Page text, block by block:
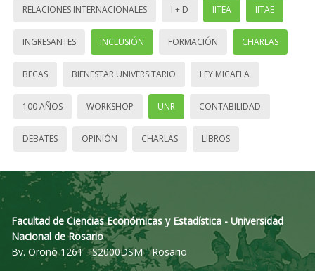
RELACIONES INTERNACIONALES I + D IITEA IITAE
INGRESANTES INCLUSIÓN FORMACIÓN CHARLAS
BECAS BIENESTAR UNIVERSITARIO LEY MICAELA
100 AÑOS WORKSHOP UNR CONTABILIDAD
DEBATES OPINIÓN CHARLAS LIBROS
Facultad de Ciencias Económicas y Estadística - Universidad
Nacional de Rosario
Bv. Oroño 1261 - S2000DSM - Rosario